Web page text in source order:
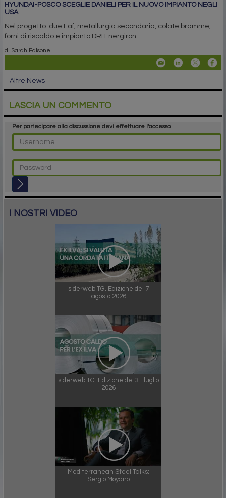
HYUNDAI-POSCO SCEGLIE DANIELI PER IL NUOVO IMPIANTO NEGLI
USA
Nel progetto: due Eaf, metallurgia secondaria, colate bramme,
forni di riscaldo e impianto DRI Energiron
di Sarah Falsone
Altre News
LASCIA UN COMMENTO
Per partecipare alla discussione devi effettuare l'accesso
I NOSTRI VIDEO
siderweb TG. Edizione del 7
agosto 2026
siderweb TG. Edizione del 31 luglio
2026
Mediterranean Steel Talks:
Sergio Moyano